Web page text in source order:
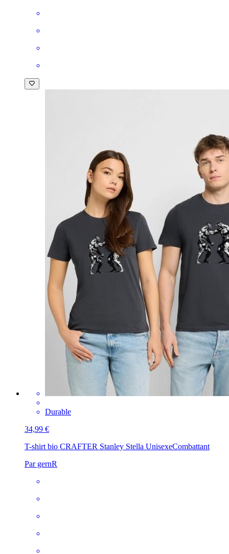
Durable
34,99 €
T-shirt bio CRAFTER Stanley Stella UnisexeCombattant
Par gernR